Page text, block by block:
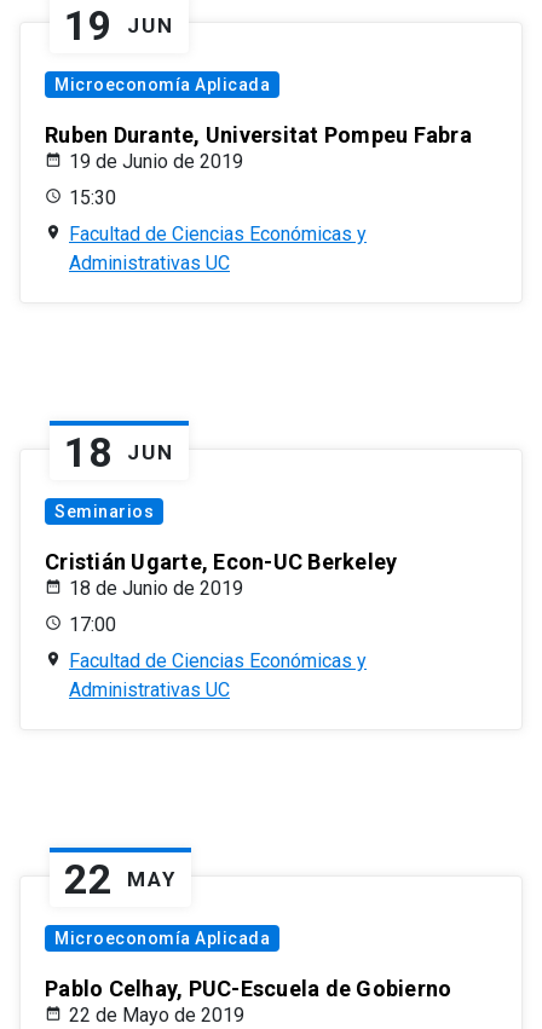
19 JUN
Microeconomía Aplicada
Ruben Durante, Universitat Pompeu Fabra
19 de Junio de 2019
15:30
Facultad de Ciencias Económicas y
Administrativas UC
18 JUN
Seminarios
Cristián Ugarte, Econ-UC Berkeley
18 de Junio de 2019
17:00
Facultad de Ciencias Económicas y
Administrativas UC
22 MAY
Microeconomía Aplicada
Pablo Celhay, PUC-Escuela de Gobierno
22 de Mayo de 2019